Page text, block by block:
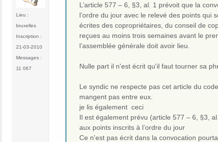
Lieu :
bruxelles
Inscription :
21-03-2010
Messages :
11 067
L’article 577 – 6, §3, al. 1 prévoit que la
l’ordre du jour avec le relevé des points qui
écrites des copropriétaires, du conseil de
reçues au moins trois semaines avant le
l’assemblée générale doit avoir lieu.
Nulle part il n'est écrit qu'il faut tourner sa
Le syndic ne respecte pas cet article du
mangent pas entre eux.
je lis également ceci
Il est également prévu (article 577 – 6, §3,
aux points inscrits à l’ordre du jour
Ce n'est pas écrit dans la convocation